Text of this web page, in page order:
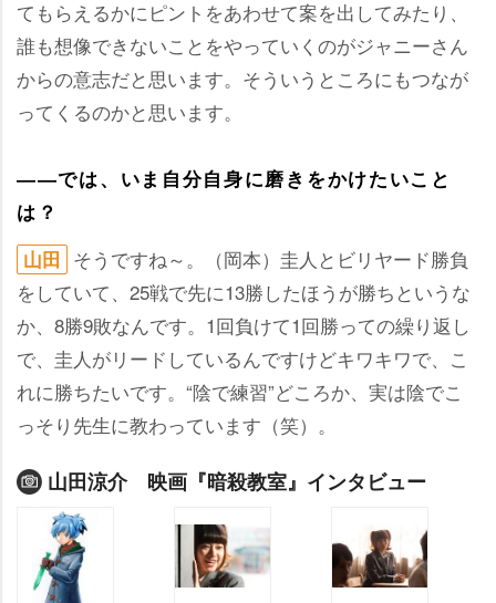
てもらえるかにピントをあわせて案を出してみたり、
誰も想像できないことをやっていくのがジャニーさん
からの意志だと思います。そういうところにもつなが
ってくるのかと思います。
――では、いま自分自身に磨きをかけたいこと
は？
山田 そうですね～。（岡本）圭人とビリヤード勝負
をしていて、25戦で先に13勝したほうが勝ちというな
か、8勝9敗なんです。1回負けて1回勝っての繰り返し
で、圭人がリードしているんですけどキワキワで、こ
れに勝ちたいです。“陰で練習”どころか、実は陰でこ
っそり先生に教わっています（笑）。
山田涼介 映画『暗殺教室』インタビュー